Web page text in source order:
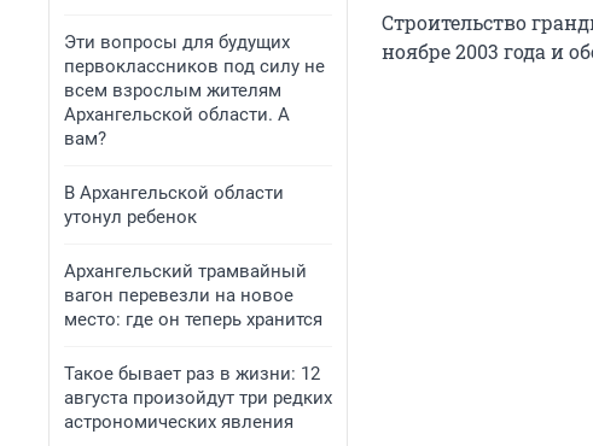
Эти вопросы для будущих
первоклассников под силу не
всем взрослым жителям
Архангельской области. А
вам?
В Архангельской области
утонул ребенок
Архангельский трамвайный
вагон перевезли на новое
место: где он теперь хранится
Такое бывает раз в жизни: 12
августа произойдут три редких
астрономических явления
Строительство
ноябре 2003 года и